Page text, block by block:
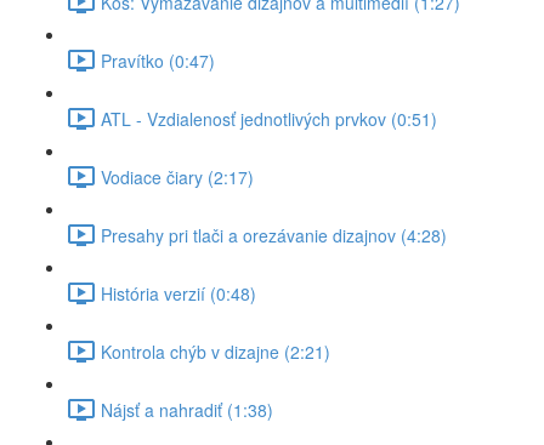
Pravítko (0:47)
ATL - Vzdialenosť jednotlivých prvkov (0:51)
Vodiace čiary (2:17)
Presahy pri tlači a orezávanie dizajnov (4:28)
História verzií (0:48)
Kontrola chýb v dizajne (2:21)
Nájsť a nahradiť (1:38)